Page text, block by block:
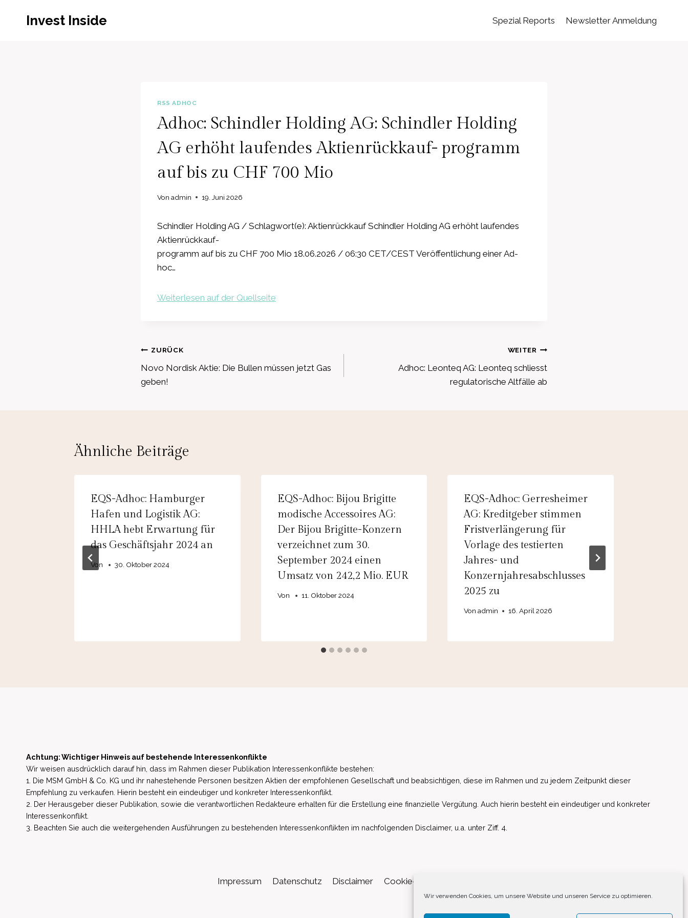
Wir verwenden Cookies, um unsere Website und unseren Service zu optimieren.
Invest Inside Spezial Reports Newsletter Anmeldung
RSS ADHOC
Adhoc: Schindler Holding AG: Schindler Holding
AG erhöht laufendes Aktienrückkauf- programm
auf bis zu CHF 700 Mio
Von admin 19. Juni 2026
Schindler Holding AG / Schlagwort(e): Aktienrückkauf Schindler Holding AG erhöht laufendes
Aktienrückkauf-
programm auf bis zu CHF 700 Mio 18.06.2026 / 06:30 CET/CEST Veröffentlichung einer Ad-
hoc…
Weiterlesen auf der Quellseite
Beitragsnavigation
ZURÜCK
Novo Nordisk Aktie: Die Bullen müssen jetzt Gas
geben!
WEITER
Adhoc: Leonteq AG: Leonteq schliesst
regulatorische Altfälle ab
Ähnliche Beiträge
EQS-Adhoc: Hamburger
Hafen und Logistik AG:
HHLA hebt Erwartung für
das Geschäftsjahr 2024 an
Von 30. Oktober 2024
EQS-Adhoc: Bijou Brigitte
modische Accessoires AG:
Der Bijou Brigitte-Konzern
verzeichnet zum 30.
September 2024 einen
Umsatz von 242,2 Mio. EUR
Von 11. Oktober 2024
EQS-Adhoc: Gerresheimer
AG: Kreditgeber stimmen
Fristverlängerung für
Vorlage des testierten
Jahres- und
Konzernjahresabschlusses
2025 zu
Von admin 16. April 2026
Achtung: Wichtiger Hinweis auf bestehende Interessenkonflikte
Wir weisen ausdrücklich darauf hin, dass im Rahmen dieser Publikation Interessenkonflikte bestehen:
1. Die MSM GmbH & Co. KG und ihr nahestehende Personen besitzen Aktien der empfohlenen Gesellschaft und beabsichtigen, diese im Rahmen und zu jedem Zeitpunkt dieser
Empfehlung zu verkaufen. Hierin besteht ein eindeutiger und konkreter Interessenkonflikt.
2. Der Herausgeber dieser Publikation, sowie die verantwortlichen Redakteure erhalten für die Erstellung eine finanzielle Vergütung. Auch hierin besteht ein eindeutiger und konkreter
Interessenkonflikt.
3. Beachten Sie auch die weitergehenden Ausführungen zu bestehenden Interessenkonflikten im nachfolgenden Disclaimer, u.a. unter Ziff. 4.
Impressum Datenschutz Disclaimer Cookie-Richtlinie (EU)